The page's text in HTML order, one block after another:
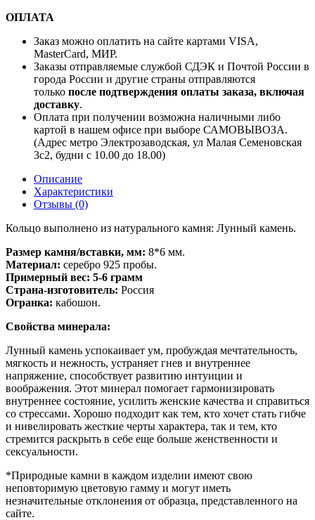
ОПЛАТА
Заказ можно оплатить на сайте картами VISA,
MasterCard, МИР.
Заказы отправляемые службой СДЭК и Почтой России в
города России и другие страны отправляются
только после подтверждения оплаты заказа, включая
доставку.
Оплата при получении возможна наличными либо
картой в нашем офисе при выборе САМОВЫВОЗА.
(Адрес метро Электрозаводская, ул Малая Семеновская
3с2, будни с 10.00 до 18.00)
Описание
Характеристики
Отзывы (0)
Кольцо выполнено из натурального камня: Лунный камень.
Размер камня/вставки, мм: 8*6 мм.
Материал: серебро 925 пробы.
Примерный вес: 5-6 грамм
Страна-изготовитель: Россия
Огранка: кабошон.
Свойства минерала:
Лунный камень успокаивает ум, пробуждая мечтательность,
мягкость и нежность, устраняет гнев и внутреннее
напряжение, способствует развитию интуиции и
воображения. Этот минерал помогает гармонизировать
внутреннее состояние, усилить женские качества и справиться
со стрессами. Хорошо подходит как тем, кто хочет стать гибче
и нивелировать жесткие черты характера, так и тем, кто
стремится раскрыть в себе еще больше женственности и
сексуальности.
*Природные камни в каждом изделии имеют свою
неповторимую цветовую гамму и могут иметь
незначительные отклонения от образца, представленного на
сайте.